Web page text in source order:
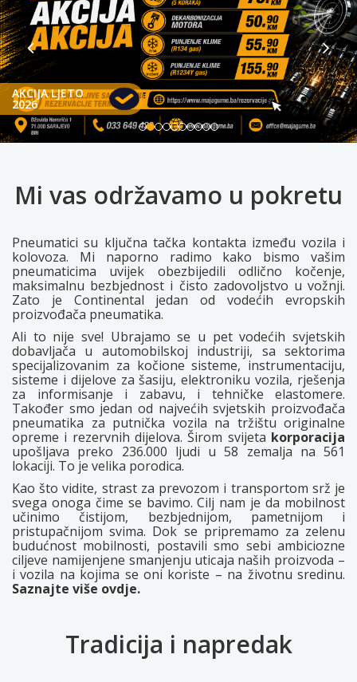
AKCIJA LJETO
2026
Mi vas održavamo u pokretu
Pneumatici su ključna tačka kontakta između vozila i
kolovoza. Mi naporno radimo kako bismo vašim
pneumaticima uvijek obezbijedili odlično kočenje,
maksimalnu bezbjednost i čisto zadovoljstvo u vožnji.
Zato je Continental jedan od vodećih evropskih
proizvođača pneumatika.
Ali to nije sve! Ubrajamo se u pet vodećih svjetskih
dobavljača u automobilskoj industriji, sa sektorima
specijalizovanim za kočione sisteme, instrumentaciju,
sisteme i dijelove za šasiju, elektroniku vozila, rješenja
za informisanje i zabavu, i tehničke elastomere.
Također smo jedan od najvećih svjetskih proizvođača
pneumatika za putnička vozila na tržištu originalne
opreme i rezervnih dijelova. Širom svijeta korporacija
upošljava preko 236.000 ljudi u 58 zemalja na 561
lokaciji. To je velika porodica.
Kao što vidite, strast za prevozom i transportom srž je
svega onoga čime se bavimo. Cilj nam je da mobilnost
učinimo čistijom, bezbjednijom, pametnijom i
pristupačnijom svima. Dok se pripremamo za zelenu
budućnost mobilnosti, postavili smo sebi ambiciozne
ciljeve namijenjene smanjenju uticaja naših proizvoda –
i vozila na kojima se oni koriste – na životnu sredinu.
Saznajte više ovdje.
Tradicija i napredak